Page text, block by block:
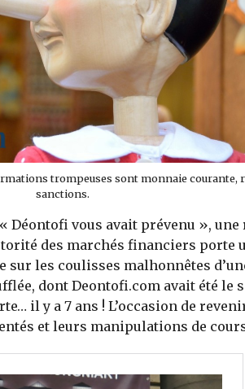
trompeuses sont monnaie courante,
sanctions.
Déontofi vous avait prévenu », une
des marchés financiers porte
sur les coulisses malhonnêtes
dont Deontofi.com avait été le
il y a 7 ans ! L’occasion de
et leurs manipulations de